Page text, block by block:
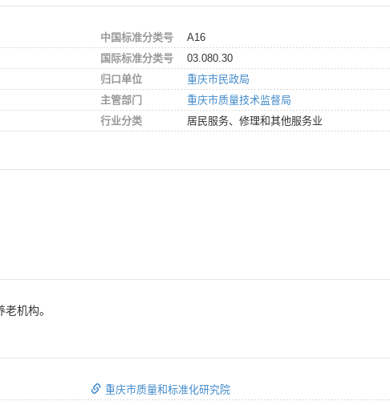
中国标准分类号
A16
国际标准分类号
03.080.30
归口单位
重庆市民政局
主管部门
重庆市质量技术监督局
行业分类
居民服务、修理和其他服务业
机构。
重庆市质量和标准化研究院